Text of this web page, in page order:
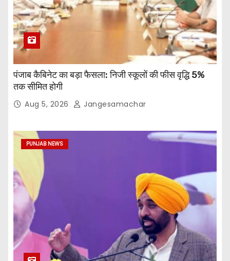
पंजाब कैबिनेट का बड़ा फैसला: निजी स्कूलों की फीस वृद्धि 5%
तक सीमित होगी
Aug 5, 2026 Jangesamachar
PUNJAB NEWS